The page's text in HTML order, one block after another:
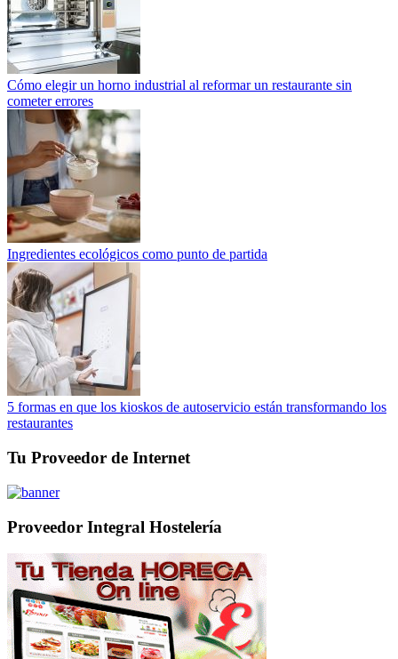
Cómo elegir un horno industrial al reformar un restaurante sin
cometer errores
Ingredientes ecológicos como punto de partida
5 formas en que los kioskos de autoservicio están transformando los
restaurantes
Tu Proveedor de Internet
Proveedor Integral Hostelería